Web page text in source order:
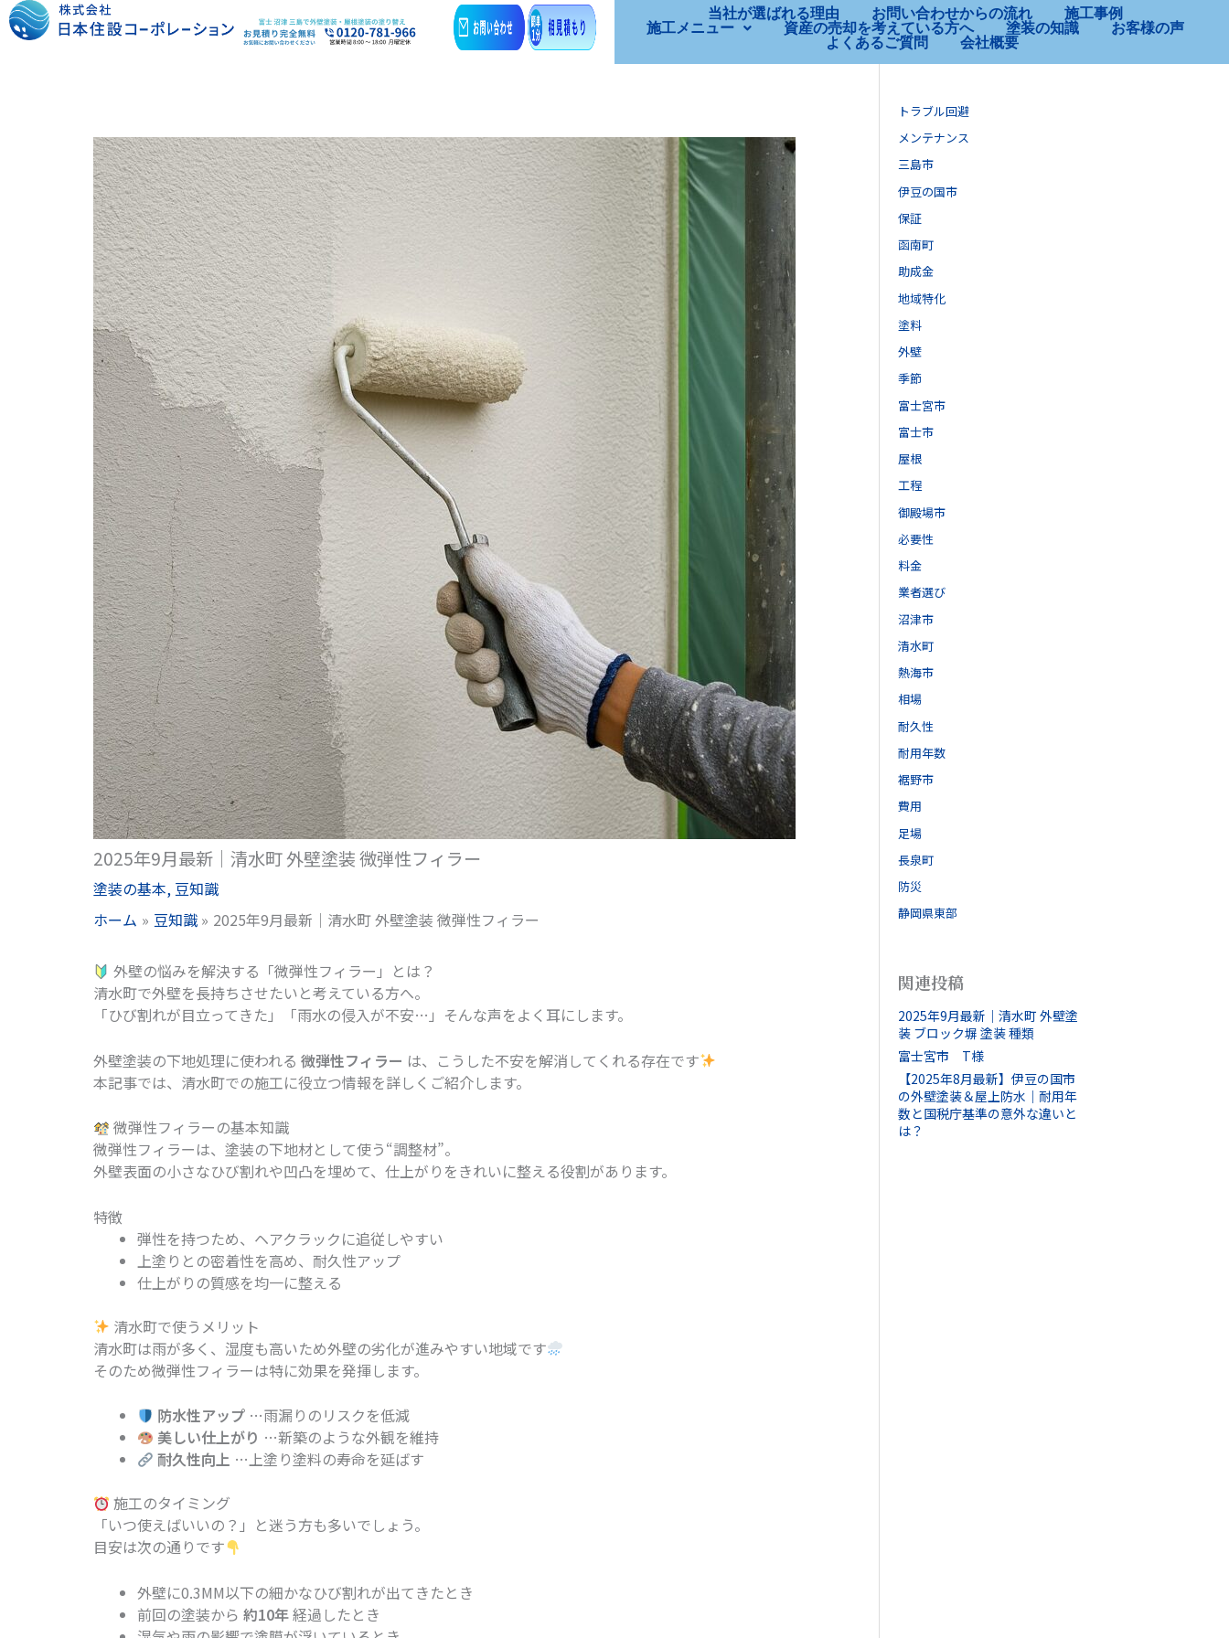
内
容
当社が選ばれる理由 お問い合わせからの流れ
施工事例
施工メニュー
資産の売却を考えている方へ 塗装の知識
お客様の声
よくあるご質問
会社概要
2025年9月最新｜清水町 外壁塗装 微弾性フィラー
塗装の基本, 豆知識
ホーム
豆知識 2025年9月最新｜清水町 外壁塗装 微弾性フィラー
外壁の悩みを解決する「微弾性フィラー」とは？
清水町で外壁を長持ちさせたいと考えている方へ。
「ひび割れが目立ってきた」「雨水の侵入が不安…」そんな声をよく耳にします。
外壁塗装の下地処理に使われる 微弾性フィラー は、こうした不安を解消してくれる存在です
本記事では、清水町での施工に役立つ情報を詳しくご紹介します。
微弾性フィラーの基本知識
微弾性フィラーは、塗装の下地材として使う“調整材”。
外壁表面の小さなひび割れや凹凸を埋めて、仕上がりをきれいに整える役割があります。
特徴
弾性を持つため、ヘアクラックに追従しやすい
上塗りとの密着性を高め、耐久性アップ
仕上がりの質感を均一に整える
清水町で使うメリット
清水町は雨が多く、湿度も高いため外壁の劣化が進みやすい地域です
そのため微弾性フィラーは特に効果を発揮します。
防水性アップ …雨漏りのリスクを低減
美しい仕上がり …新築のような外観を維持
耐久性向上 …上塗り塗料の寿命を延ばす
施工のタイミング
「いつ使えばいいの？」と迷う方も多いでしょう。
目安は次の通りです
外壁に0.3MM以下の細かなひび割れが出てきたとき
前回の塗装から 約10年経過したとき
トラブル回避
メンテナンス
三島市
伊豆の国市
保証
函南町
助成金
地域特化
塗料
外壁
季節
富士宮市
富士市
屋根
工程
御殿場市
必要性
料金
業者選び
沼津市
清水町
熱海市
相場
耐久性
耐用年数
裾野市
費用
足場
長泉町
防災
静岡県東部
関連投稿
2025年9月最新｜清水町 外壁塗
装 ブロック塀 塗装 種類
富士宮市 T様
【2025年8月最新】伊豆の国市
の外壁塗装＆屋上防水｜耐用年
数と国税庁基準の意外な違いと
は？